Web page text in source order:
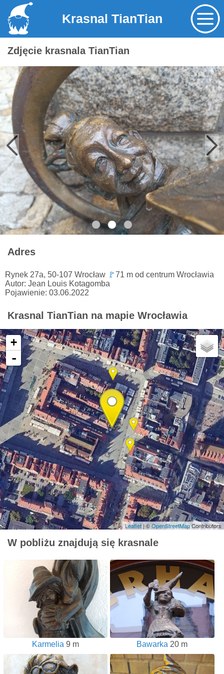
Krasnal TianTian
Zdjęcie krasnala TianTian
Adres
Rynek 27a, 50-107 Wrocław 🚩71 m od centrum Wrocławia
Autor: Jean Louis Kotagomba
Pojawienie: 03.06.2022
Krasnal TianTian na mapie Wrocławia
+
-
Leaflet| ©OpenStreetMapContributors
W pobliżu znajdują się krasnale
Karmelia 9 m Bawarka 20 m